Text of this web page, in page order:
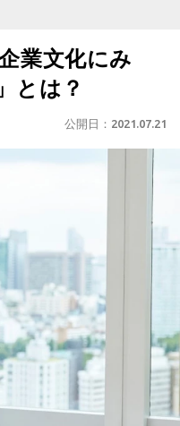
業文化にみ
とは？
公開日： 2021.07.21